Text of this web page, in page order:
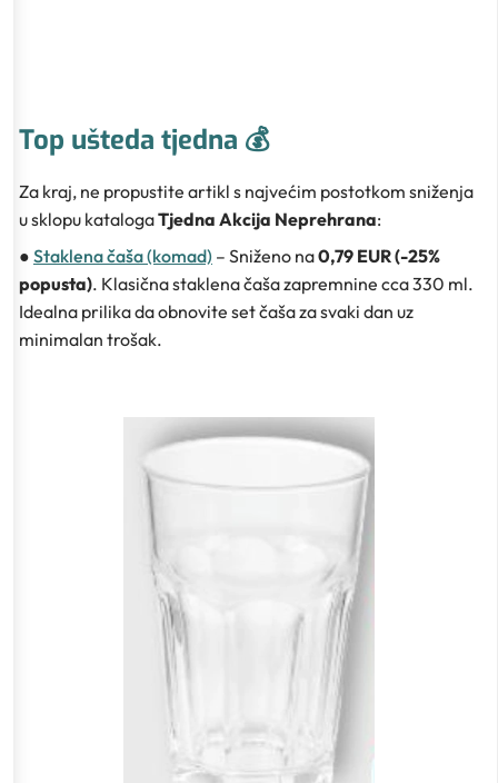
Top ušteda tjedna 💰
Za kraj, ne propustite artikl s najvećim postotkom sniženja
u sklopu katalogaTjedna Akcija Neprehrana:
● Staklena čaša (komad) – Sniženo na0,79 EUR (-25%
popusta). Klasična staklena čaša zapremnine cca 330 ml.
Idealna prilika da obnovite set čaša za svaki dan uz
minimalan trošak.